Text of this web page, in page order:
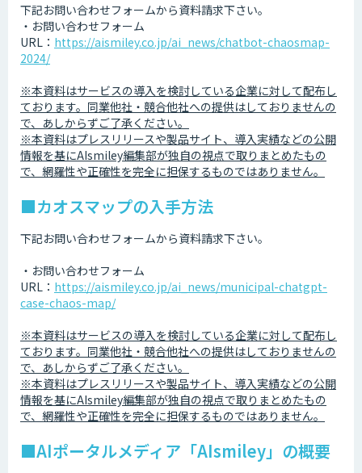
下記お問い合わせフォームから資料請求下さい。
・お問い合わせフォーム
URL： https://aismiley.co.jp/ai_news/chatbot-chaosmap-
2024/
※本資料はサービスの導入を検討している企業に対して配布し
ております。同業他社・競合他社への提供はしておりませんの
で、あしからずご了承ください。
※本資料はプレスリリースや製品サイト、導入実績などの公開
情報を基にAIsmiley編集部が独自の視点で取りまとめたもの
で、網羅性や正確性を完全に担保するものではありません。
■カオスマップの入手方法
下記お問い合わせフォームから資料請求下さい。
・お問い合わせフォーム
URL： https://aismiley.co.jp/ai_news/municipal-chatgpt-
case-chaos-map/
※本資料はサービスの導入を検討している企業に対して配布し
ております。同業他社・競合他社への提供はしておりませんの
で、あしからずご了承ください。
※本資料はプレスリリースや製品サイト、導入実績などの公開
情報を基にAIsmiley編集部が独自の視点で取りまとめたもの
で、網羅性や正確性を完全に担保するものではありません。
■AIポータルメディア「AIsmiley」の概要